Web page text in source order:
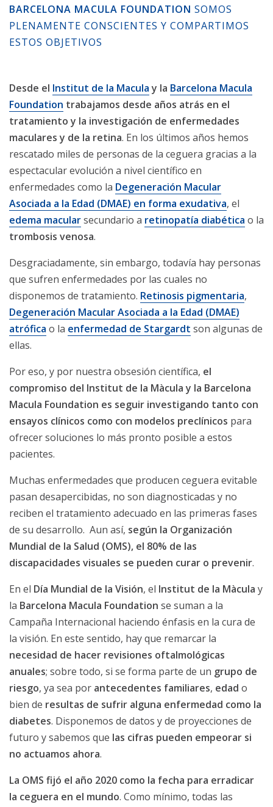
BARCELONA MACULA FOUNDATION SOMOS
PLENAMENTE CONSCIENTES Y COMPARTIMOS
ESTOS OBJETIVOS
Desde el Institut de la Maculay la Barcelona Macula
Foundation trabajamos desde años atrás en el
tratamiento y la investigación de enfermedades
maculares y de la retina. En los últimos años hemos
rescatado miles de personas de la ceguera gracias a la
espectacular evolución a nivel científico en
enfermedades como la Degeneración Macular
Asociada a la Edad (DMAE) en forma exudativa, el
edema macularsecundario a retinopatía diabética o la
trombosis venosa.
Desgraciadamente, sin embargo, todavía hay personas
que sufren enfermedades por las cuales no
disponemos de tratamiento. Retinosis pigmentaria,
Degeneración Macular Asociada a la Edad (DMAE)
atrófica o la enfermedad de Stargardt son algunas de
ellas.
Por eso, y por nuestra obsesión científica, el
compromiso del Institut de la Màcula y la Barcelona
Macula Foundation es seguir investigando tanto con
ensayos clínicos como con modelos preclínicos para
ofrecer soluciones lo más pronto posible a estos
pacientes.
Muchas enfermedades que producen ceguera evitable
pasan desapercibidas, no son diagnosticadas y no
reciben el tratamiento adecuado en las primeras fases
de su desarrollo. Aun así, según la Organización
Mundial de la Salud (OMS), el 80% de las
discapacidades visuales se pueden curar o prevenir.
En el Día Mundial de la Visión, el Institut de la Màcula y
la Barcelona Macula Foundation se suman a la
Campaña Internacional haciendo énfasis en la cura de
la visión. En este sentido, hay que remarcar la
necesidad de hacer revisiones oftalmológicas
anuales; sobre todo, si se forma parte de un grupo de
riesgo, ya sea por antecedentes familiares, edad o
bien de resultas de sufrir alguna enfermedad como la
diabetes. Disponemos de datos y de proyecciones de
futuro y sabemos que las cifras pueden empeorar si
no actuamos ahora.
La OMS fijó el año 2020 como la fecha para erradicar
la ceguera en el mundo. Como mínimo, todas las